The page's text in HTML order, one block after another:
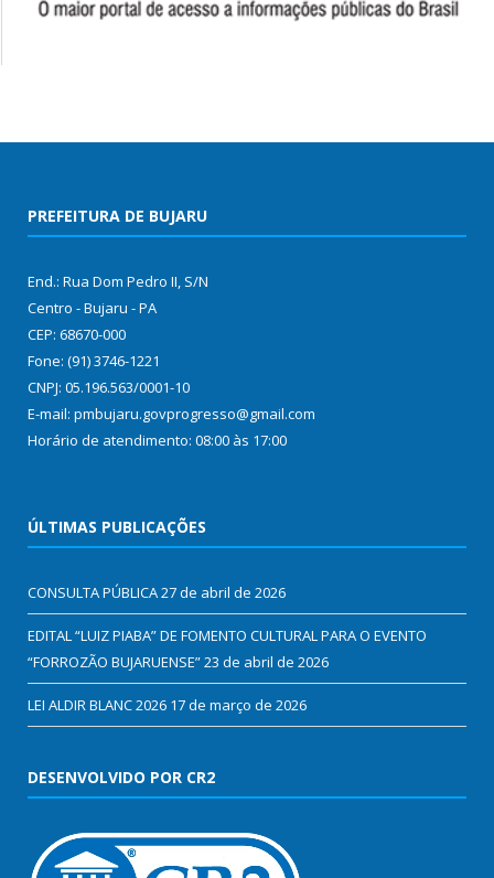
PREFEITURA DE BUJARU
End.: Rua Dom Pedro II, S/N
Centro - Bujaru - PA
CEP: 68670-000
Fone: (91) 3746-1221
CNPJ: 05.196.563/0001-10
E-mail: pmbujaru.govprogresso@gmail.com
Horário de atendimento: 08:00 às 17:00
ÚLTIMAS PUBLICAÇÕES
CONSULTA PÚBLICA27 de abril de 2026
EDITAL “LUIZ PIABA” DE FOMENTO CULTURAL PARA O EVENTO
“FORROZÃO BUJARUENSE”23 de abril de 2026
LEI ALDIR BLANC 2026 17 de março de 2026
DESENVOLVIDO POR CR2